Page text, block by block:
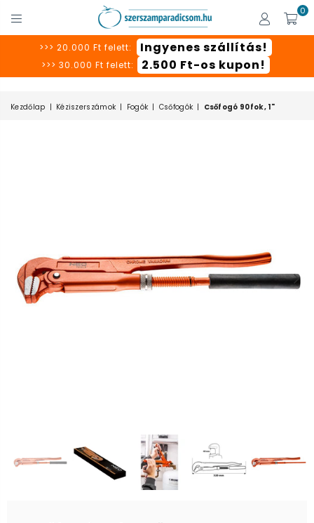
SZERSZÁMPARADICSOM
0
>>> 20.000 Ft felett: Ingyenes szállítás!
>>> 30.000 Ft felett: 2.500 Ft-os kupon!
Kezdőlap | Kéziszerszámok | Fogók | Csőfogók | Csőfogó 90fok, 1"